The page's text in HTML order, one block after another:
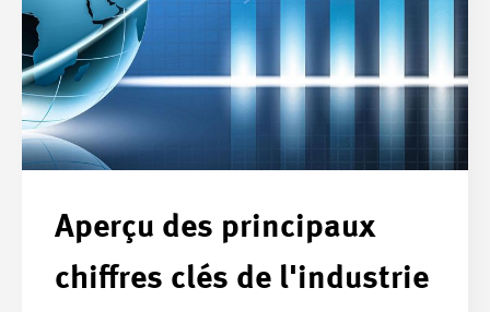
Aperçu des principaux
chiffres clés de l'industrie